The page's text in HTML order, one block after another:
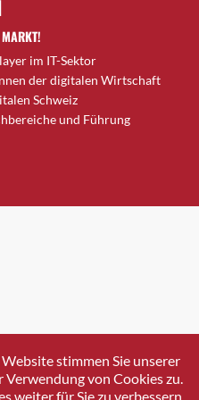
im IT-Sektor
der digitalen Wirtschaft
Schweiz
und Führung
stimmen Sie unserer
von Cookies zu.
weiter für Sie zu verbessern.